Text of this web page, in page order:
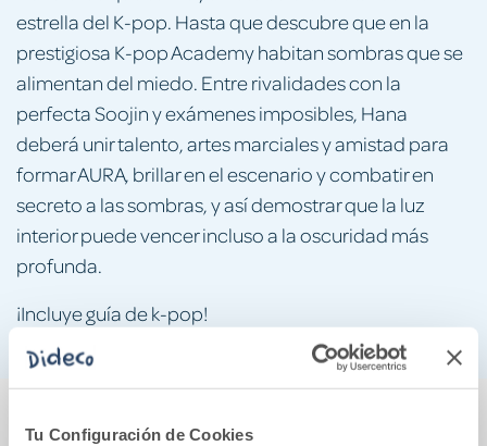
Tu Configuración de Cookies
estrella del K-pop. Hasta que descubre que en la
prestigiosa K-pop Academy habitan sombras que se
alimentan del miedo. Entre rivalidades con la
perfecta Soojin y exámenes imposibles, Hana
deberá unir talento, artes marciales y amistad para
formar AURA, brillar en el escenario y combatir en
secreto a las sombras, y así demostrar que la luz
interior puede vencer incluso a la oscuridad más
profunda.
¡Incluye guía de k-pop!